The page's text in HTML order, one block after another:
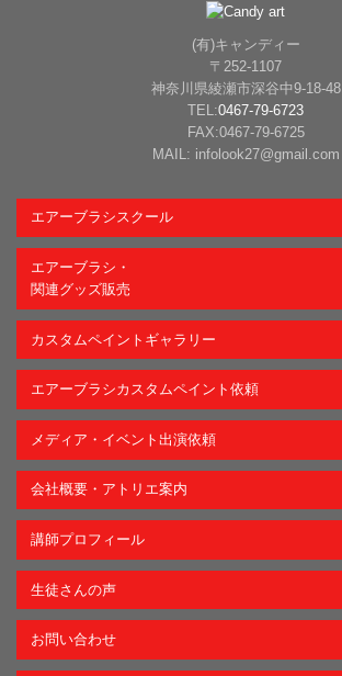
(有)キャンディー
〒252-1107
神奈川県綾瀬市深谷中9-18-48
TEL:0467-79-6723
FAX:0467-79-6725
MAIL: infolook27@gmail.com
エアーブラシスクール
エアーブラシ・
関連グッズ販売
カスタムペイントギャラリー
エアーブラシカスタムペイント依頼
メディア・イベント出演依頼
会社概要・アトリエ案内
講師プロフィール
生徒さんの声
お問い合わせ